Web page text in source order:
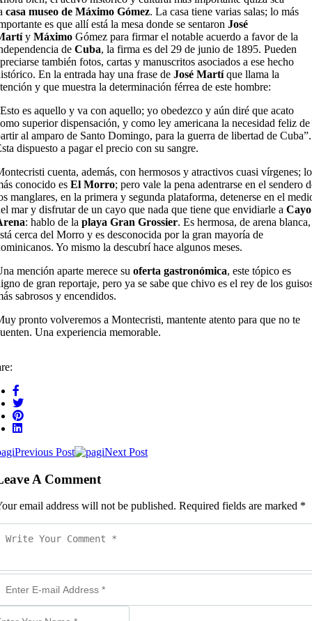
casa museo de Máximo Gómez. La casa tiene varias salas; lo más
es que allí está la mesa donde se sentaron José
y Máximo Gómez para firmar el notable acuerdo a favor de la
de Cuba, la firma es del 29 de junio de 1895. Pueden
también fotos, cartas y manuscritos asociados a ese hecho
En la entrada hay una frase de José Martíque llama la
y que muestra la determinación férrea de este hombre:
es aquello y va con aquello; yo obedezco y aún diré que acato
superior dispensación, y como ley americana la necesidad feliz de
al amparo de Santo Domingo, para la guerra de libertad de Cuba”.
dispuesto a pagar el precio con su sangre.
cuenta, además, con hermosos y atractivos cuasi vírgenes; lo
conocido es El Morro; pero vale la pena adentrarse en el sendero
manglares, en la primera y segunda plataforma, detenerse en el
mar y disfrutar de un cayo que nada que tiene que envidiarle a Cayo
: hablo de la playa Gran Grossier. Es hermosa, de arena blanca,
cerca del Morro y es desconocida por la gran mayoría de
Yo mismo la descubrí hace algunos meses.
mención aparte merece su oferta gastronómica, este tópico es
de gran reportaje, pero ya se sabe que chivo es el rey de los
sabrosos y encendidos.
pronto volveremos a Montecristi, mantente atento para que no te
Una experiencia memorable.
Previous Post Next Post
A Comment
email address will not be published. Required fields are marked *